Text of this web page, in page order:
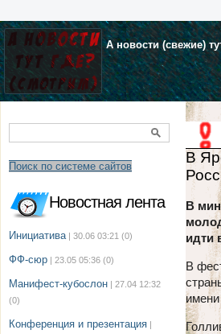
А новости (свежие)
Поиск по системе сайтов
Новостная лента
Инициатива | 30.06 03:21 (0)
ФФ-сюр | 23.05 05:36 (0)
Манифест-кубослон | 27.04 12:32
(0)
Конференция и презентация |
В
В
идти
В